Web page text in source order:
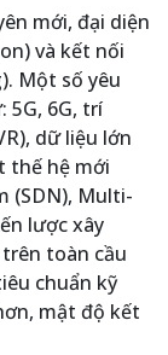
mới, đại diện
và kết nối
Một số yêu
5G, 6G, trí
dữ liệu lớn
thế hệ mới
(SDN), Multi-
lược xây
toàn cầu
chuẩn kỹ
mật độ kết